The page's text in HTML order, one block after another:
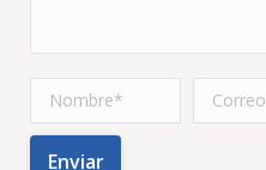
Nombre *
Correo
Enviar